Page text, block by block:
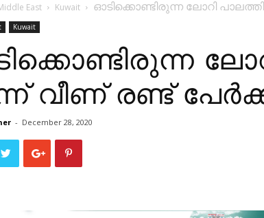
East Kuwait ഓടിക്കൊണ്ടിരുന്ന ലോറി
Kuwait
വീണ് രണ്ട്
- December 28, 2020